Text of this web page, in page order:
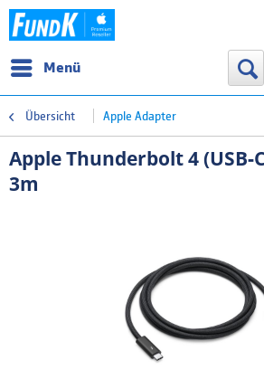
Menü
Übersicht Apple Adapter
Apple Thunderbolt 4
3m